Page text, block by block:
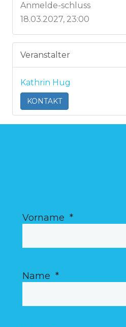
Anmelde-schluss
18.03.2027, 23:00
Veranstalter
Kathrin Hug
KONTAKT
Vorname *
Name *